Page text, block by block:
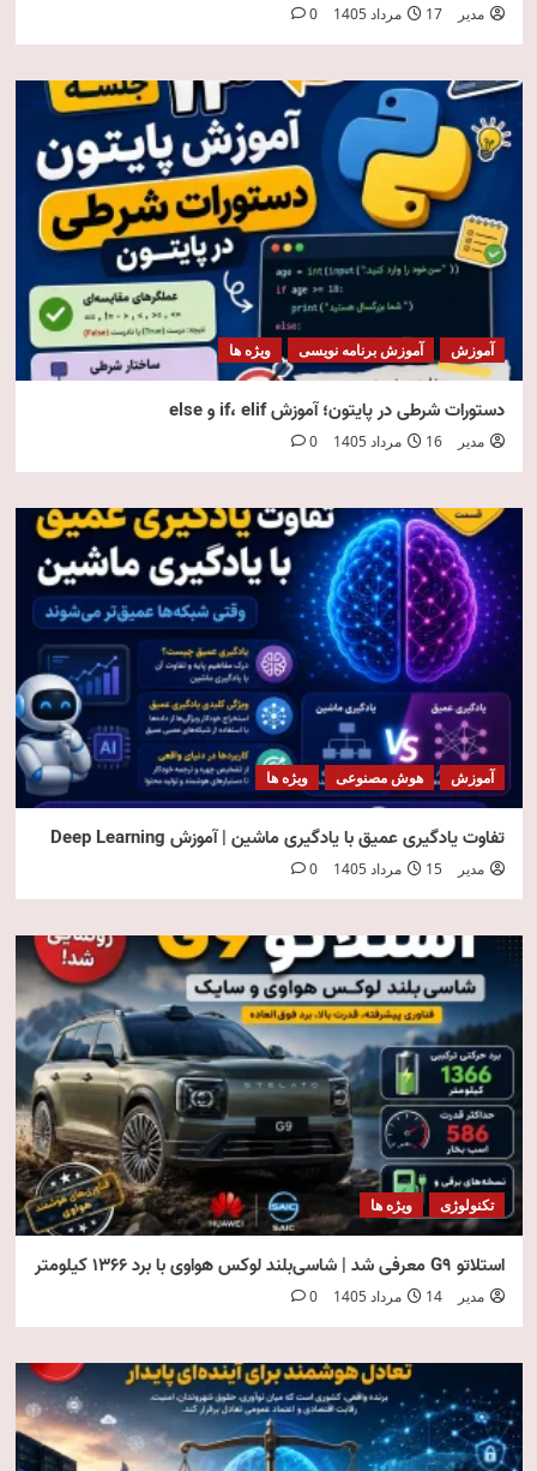
مدیر 17 مرداد 1405 0
آموزش آموزش برنامه نویسی ویژه ها
دستورات شرطی در پایتون؛ آموزش if، elif و else
مدیر 16 مرداد 1405 0
آموزش هوش مصنوعی ویژه ها
تفاوت یادگیری عمیق با یادگیری ماشین | آموزش Deep Learning
مدیر 15 مرداد 1405 0
تکنولوژی ویژه ها
استلاتو G9 معرفی شد | شاسی‌بلند لوکس هواوی با برد ۱۳۶۶ کیلومتر
مدیر 14 مرداد 1405 0